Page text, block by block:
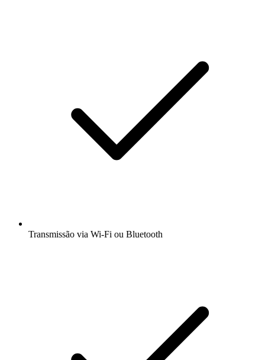
Transmissão via Wi-Fi ou Bluetooth